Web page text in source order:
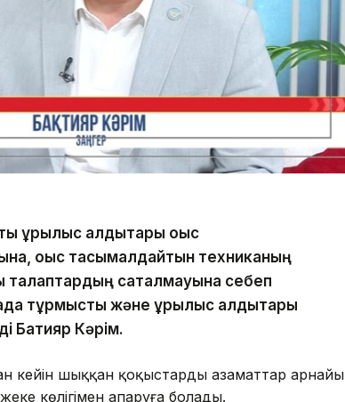
құрылыс қалдықтары қоқыс
қоқыс тасымалдайтын техниканың
талаптардың сақталмауына себеп
тұрмыстық және құрылыс қалдықтары
Бақтияр Кәрім.
кейін шыққан қоқыстарды азаматтар арнайы
көлігімен апаруға болады.